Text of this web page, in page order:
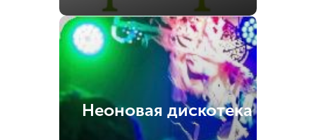
Неоновая дискотека